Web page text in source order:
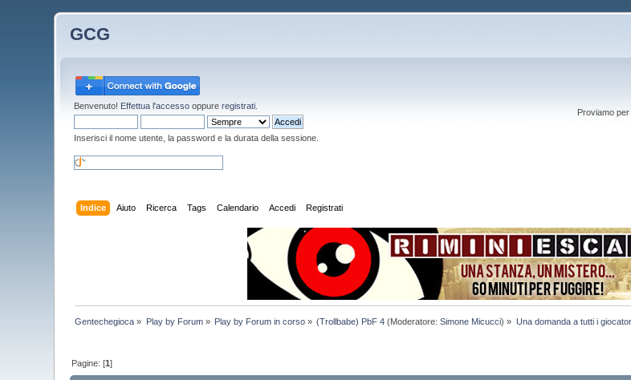
GCG
Benvenuto! Effettua l'accesso oppureregistrati
Inserisci il nome utente, la password e la durata della sessione.
Proviamo
Indice Aiuto Ricerca Tags Calendario Accedi Registrati
Gentechegioca » Play by Forum» Play by Forum in corso » (Trollbabe) PbF 4 (Moderatore:Simone Micucci) » Una domanda a tutti i
Pagine: [1]